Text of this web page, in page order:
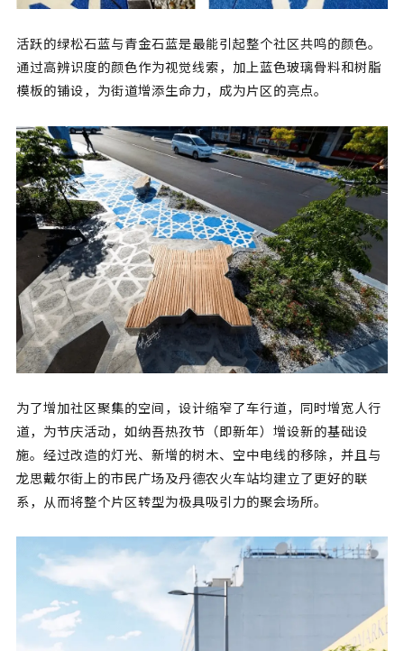
活跃的绿松石蓝与青金石蓝是最能引起整个社区共鸣的颜色。
通过高辨识度的颜色作为视觉线索，加上蓝色玻璃骨料和树脂
模板的铺设，为街道增添生命力，成为片区的亮点。
为了增加社区聚集的空间，设计缩窄了车行道，同时增宽人行
道，为节庆活动，如纳吾热孜节（即新年）增设新的基础设
施。经过改造的灯光、新增的树木、空中电线的移除，并且与
龙思戴尔街上的市民广场及丹德农火车站均建立了更好的联
系，从而将整个片区转型为极具吸引力的聚会场所。